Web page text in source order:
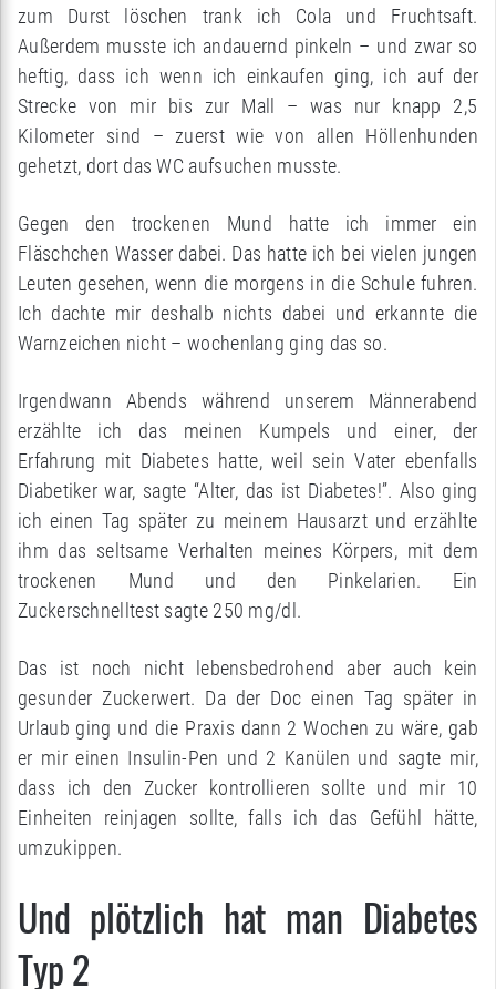
zum Durst löschen trank ich Cola und Fruchtsaft.
Außerdem musste ich andauernd pinkeln – und zwar so
heftig, dass ich wenn ich einkaufen ging, ich auf der
Strecke von mir bis zur Mall – was nur knapp 2,5
Kilometer sind – zuerst wie von allen Höllenhunden
gehetzt, dort das WC aufsuchen musste.
Gegen den trockenen Mund hatte ich immer ein
Fläschchen Wasser dabei. Das hatte ich bei vielen jungen
Leuten gesehen, wenn die morgens in die Schule fuhren.
Ich dachte mir deshalb nichts dabei und erkannte die
Warnzeichen nicht – wochenlang ging das so.
Irgendwann Abends während unserem Männerabend
erzählte ich das meinen Kumpels und einer, der
Erfahrung mit Diabetes hatte, weil sein Vater ebenfalls
Diabetiker war, sagte “Alter, das ist Diabetes!”. Also ging
ich einen Tag später zu meinem Hausarzt und erzählte
ihm das seltsame Verhalten meines Körpers, mit dem
trockenen Mund und den Pinkelarien. Ein
Zuckerschnelltest sagte 250 mg/dl.
Das ist noch nicht lebensbedrohend aber auch kein
gesunder Zuckerwert. Da der Doc einen Tag später in
Urlaub ging und die Praxis dann 2 Wochen zu wäre, gab
er mir einen Insulin-Pen und 2 Kanülen und sagte mir,
dass ich den Zucker kontrollieren sollte und mir 10
Einheiten reinjagen sollte, falls ich das Gefühl hätte,
umzukippen.
Und plötzlich hat man Diabetes
Typ 2